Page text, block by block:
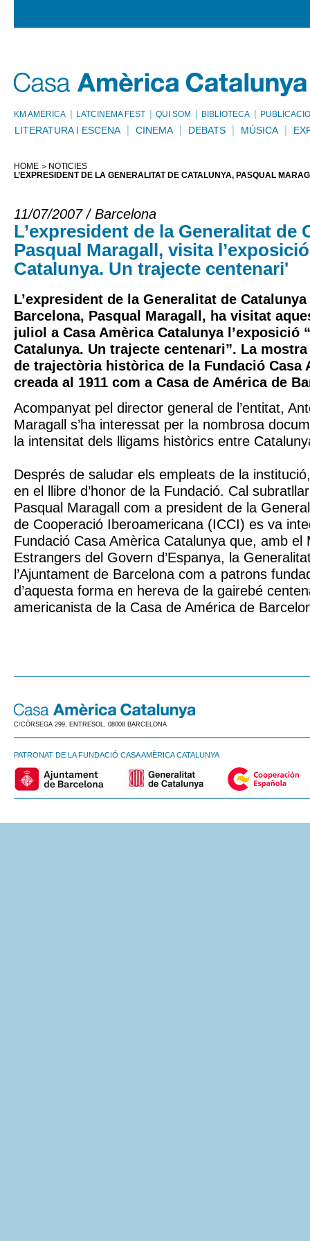
KM AMÈRICA LATCINEMA FEST QUI SOM BIBLIOTECA
LITERATURA I ESCENA CINEMA DEBATS MÚSICA
HOME
NOTÍCIES
L’EXPRESIDENT DE LA GENERALITAT DE CATALUNYA, PASQUAL
11/07/2007 / Barcelona
L’expresident de la Generalitat de
Pasqual Maragall, visita
Catalunya. Un trajecte centenari'
L’expresident de la Generalitat de
Barcelona, Pasqual Maragall, ha visitat
juliol a Casa Amèrica Catalunya l’exposició
Catalunya. Un trajecte centenari”. La
de trajectòria històrica de la Fundació Casa
creada al 1911 com a Casa de América de
Acompanyat pel director general de l’entitat,
Maragall s’ha interessat per la nombrosa
la intensitat dels lligams històrics entre
Després de saludar els empleats de la
en el llibre d’honor de la Fundació. Cal
Pasqual Maragall com a president de la
de Cooperació Iberoamericana (ICCI) es va
Fundació Casa Amèrica Catalunya que, amb el
Estrangers del Govern d’Espanya, la
l’Ajuntament de Barcelona com a patrons
d’aquesta forma en hereva de la gairebé
americanista de la Casa de América de
C/CÒRSEGA 299, ENTRESOL. 08008 BARCELONA
PATRONAT DE LA FUNDACIÓ CASA AMÈRICA CATALUNYA